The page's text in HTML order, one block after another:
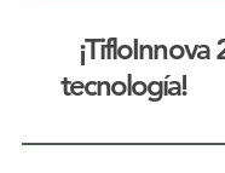
¡TifloInnova
tecnología!